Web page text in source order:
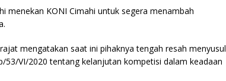
menekan KONI Cimahi untuk segera menambah
mengatakan saat ini pihaknya tengah resah menyusul
53/VI/2020 tentang kelanjutan kompetisi dalam keadaan